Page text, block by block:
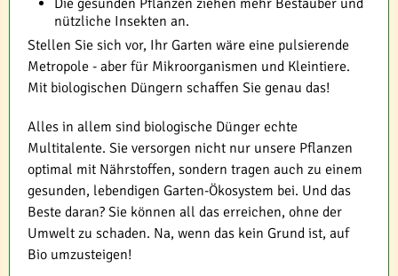
Die gesunden Pflanzen ziehen mehr Bestäuber und
nützliche Insekten an.
Stellen Sie sich vor, Ihr Garten wäre eine pulsierende
Metropole - aber für Mikroorganismen und Kleintiere.
Mit biologischen Düngern schaffen Sie genau das!
Alles in allem sind biologische Dünger echte
Multitalente. Sie versorgen nicht nur unsere Pflanzen
optimal mit Nährstoffen, sondern tragen auch zu einem
gesunden, lebendigen Garten-Ökosystem bei. Und das
Beste daran? Sie können all das erreichen, ohne der
Umwelt zu schaden. Na, wenn das kein Grund ist, auf
Bio umzusteigen!